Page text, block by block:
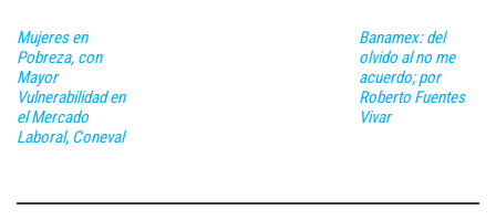
Mujeres en
Pobreza, con
Mayor
Vulnerabilidad en
el Mercado
Laboral, Coneval
Banamex: del
olvido al no me
acuerdo; por
Roberto Fuentes
Vivar